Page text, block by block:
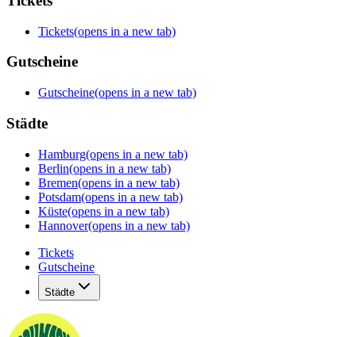
Tickets(opens in a new tab)
Gutscheine
Gutscheine(opens in a new tab)
Städte
Hamburg(opens in a new tab)
Berlin(opens in a new tab)
Bremen(opens in a new tab)
Potsdam(opens in a new tab)
Küste(opens in a new tab)
Hannover(opens in a new tab)
Tickets
Gutscheine
Städte